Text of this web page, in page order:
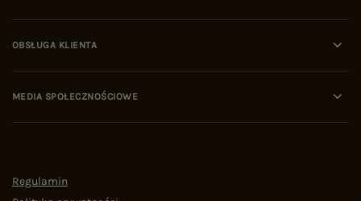
OBSŁUGA KLIENTA
MEDIA SPOŁECZNOŚCIOWE
Regulamin